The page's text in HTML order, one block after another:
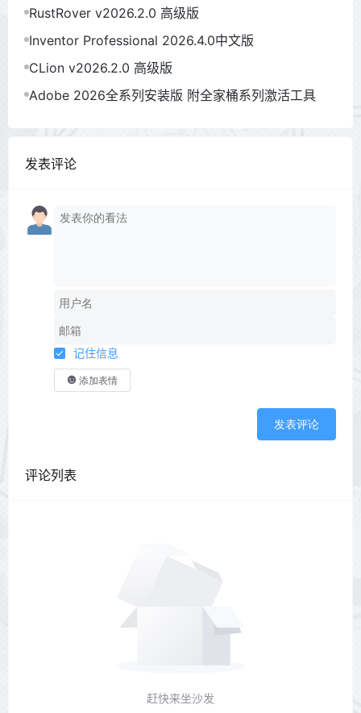
RustRover v2026.2.0 高级版
Inventor Professional 2026.4.0中文版
CLion v2026.2.0 高级版
Adobe 2026全系列安装版 附全家桶系列激活工具
发表评论
记住信息
添加表情
发表评论
评论列表
赶快来坐沙发